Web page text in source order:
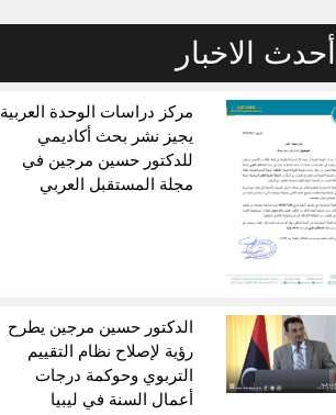
أحدث الاخبار
مركز دراسات الوحدة العربية
يجيز نشر بحث أكاديمي
للدكتور حسين مرجين في
مجلة المستقبل العربي
الدكتور حسين مرجين يطرح
رؤية لإصلاح نظام التقييم
التربوي وحوكمة درجات
أعمال السنة في ليبيا